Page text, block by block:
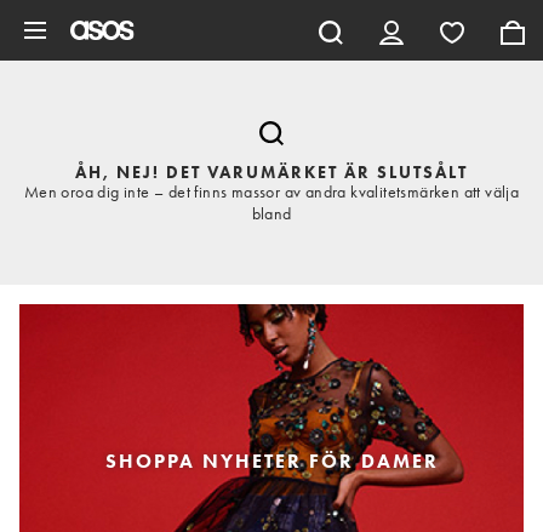
ÅH, NEJ! DET VARUMÄRKET ÄR SLUTSÅLT
Men oroa dig inte – det finns massor av andra kvalitetsmärken att välja
bland
SHOPPA NYHETER FÖR DAMER